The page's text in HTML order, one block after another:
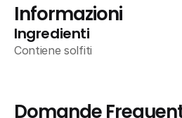
Informazioni
Ingredienti
Contiene solfiti
Domande